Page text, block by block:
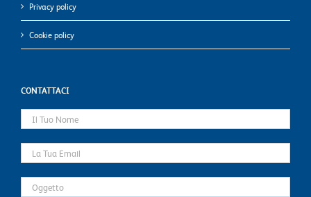
Privacy policy
Cookie policy
CONTATTACI